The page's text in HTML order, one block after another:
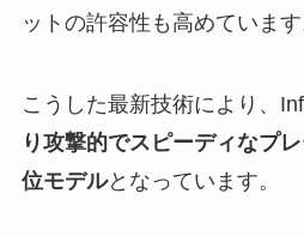
ットの許容性も高めています
こうした最新技術により、
り攻撃的でスピーディなプ
位モデルとなっています。